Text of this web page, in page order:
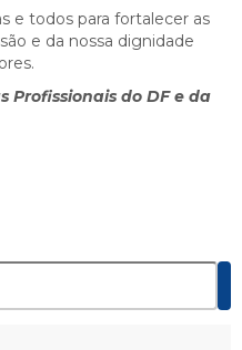
e todos para fortalecer as
e da nossa dignidade
Profissionais do DF e da